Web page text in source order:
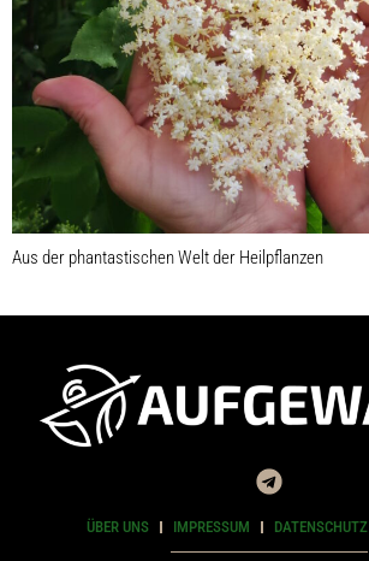
Aus der phantastischen Welt der Heilpflanzen
ÜBER UNS IMPRESSUM DATENSCHUTZ